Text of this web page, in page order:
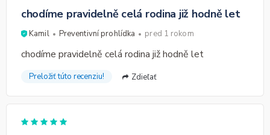
chodíme pravidelně celá rodina již hodně let
Kamil Preventivní prohlídka pred 1 rokom
chodíme pravidelně celá rodina již hodně let
Preložiť túto recenziu! Zdieľať